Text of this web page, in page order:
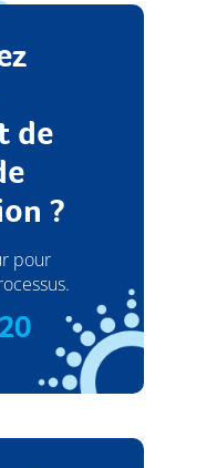
de
?
pour